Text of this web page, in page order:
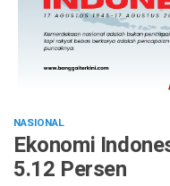
NASIONAL
Ekonomi
5.12 Persen